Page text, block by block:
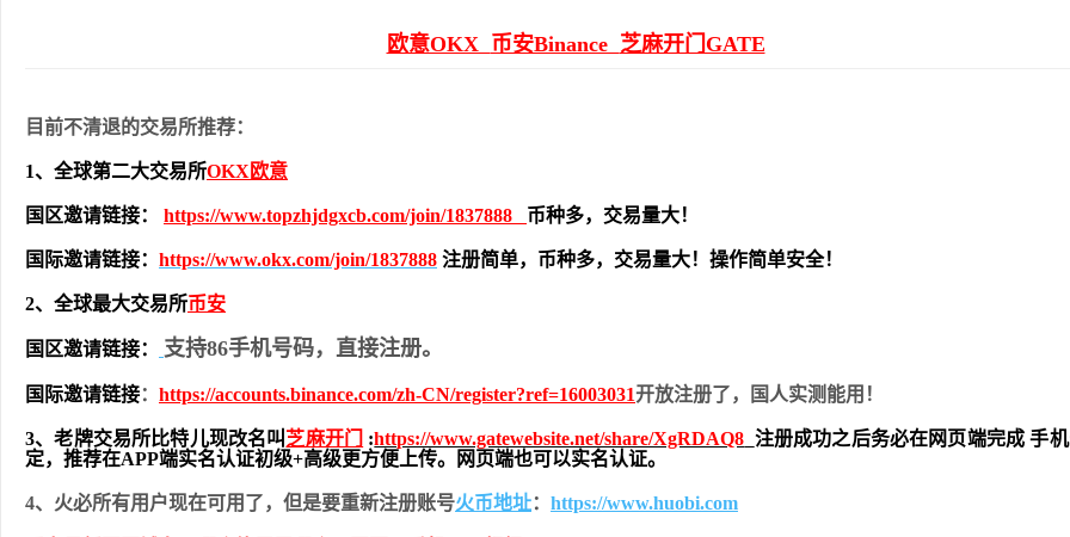
欧意OKX 币安Binance 芝麻开门GATE
目前不清退的交易所推荐：
1、全球第二大交易所OKX欧意
国区邀请链接： https://www.topzhjdgxcb.com/join/1837888 币种多，交易量大！
国际邀请链接： https://www.okx.com/join/1837888 注册简单， 币种多，交易量大！操作简单安全！
2、全球最大交易所币安
国区邀请链接： 支持86手机号码，直接注册。
国际邀请链接： https://accounts.binance.com/zh-CN/register?ref=16003031开放注册了，国人实测能用！
3、老牌交易所比特儿现改名叫 芝麻开门 :https://www.gatewebsite.net/share/XgRDAQ8 注册成功之后务必在网页端完成 手
定，推荐在APP端实名认证初级+高级更方便上传。网页端也可以实名认证。
4、火必所有用户现在可用了，但是要重新注册账号火币地址： https://www.huobi.com